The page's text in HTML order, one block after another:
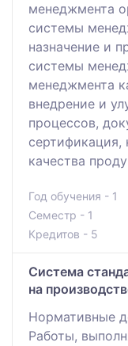
менеджмента
системы
назначение и
системы
менеджмента
внедрение и
процессов,
сертификация,
качества
Год обучения - 1
Семестр - 1
Кредитов - 5
Система
на
Нормативные
Работы,